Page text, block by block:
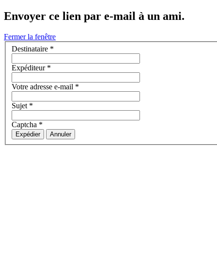
Envoyer ce lien par e-mail à un ami.
Fermer la fenêtre
Destinataire *
Expéditeur*
Votre adresse e-mail *
Sujet*
Captcha *
Expédier Annuler